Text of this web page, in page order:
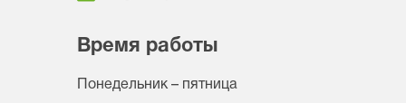
Время работы
Понедельник – пятница